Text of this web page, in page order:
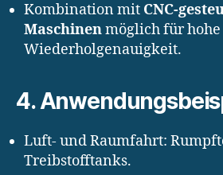
Kombination mit CNC-
Maschinenmöglich für hohe
Wiederholgenauigkeit.
4.
Luft- und Raumfahrt:
Treibstofftanks.